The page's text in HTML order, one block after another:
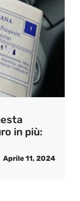
in più:
Aprile 11, 2024